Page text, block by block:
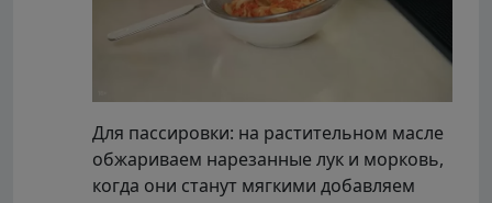
Для пассировки: на растительном масле
обжариваем нарезанные лук и морковь,
когда они станут мягкими добавляем